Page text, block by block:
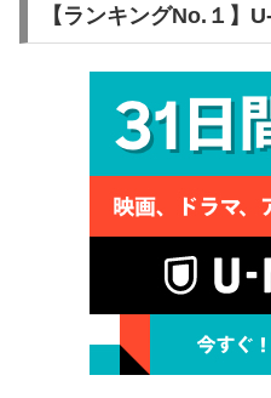
【ランキングNo.１】